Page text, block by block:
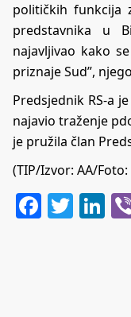
političkih funkcija
predstavnika u
najavljivao kako
priznaje Sud”,
Predsjednik RS-a
najavio traženje
je pružila član
(TIP/Izvor: AA/